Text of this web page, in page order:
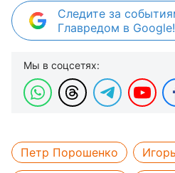
Следите за
Главредом в Google!
Мы в соцсетях:
Петр Порошенко